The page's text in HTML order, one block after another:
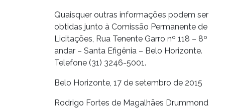
Quaisquer outras informações podem ser
obtidas junto à Comissão Permanente de
Licitações, Rua Tenente Garro nº 118 – 8º
andar – Santa Efigênia – Belo Horizonte.
Telefone (31) 3246-5001.
Belo Horizonte, 17 de setembro de 2015
Rodrigo Fortes de Magalhães Drummond